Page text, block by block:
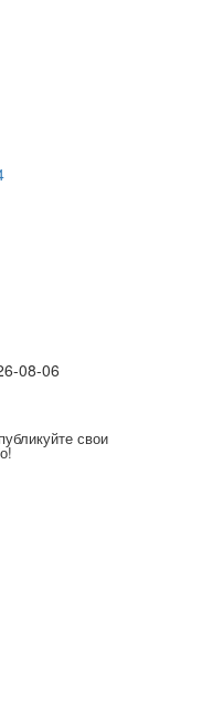
08-06
свои